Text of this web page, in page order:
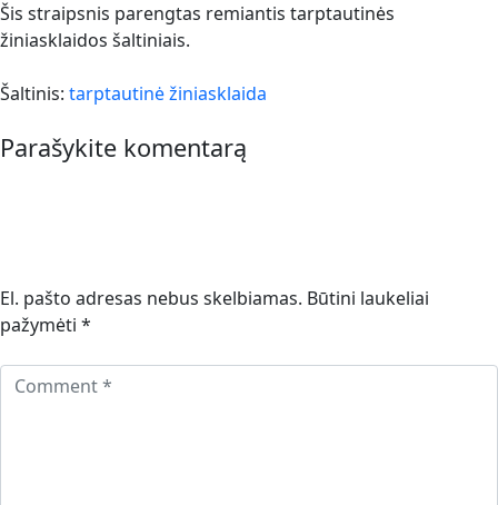
Šis straipsnis parengtas remiantis tarptautinės
žiniasklaidos šaltiniais.
Šaltinis: tarptautinė žiniasklaida
Parašykite komentarą
El. pašto adresas nebus skelbiamas. Būtini laukeliai
pažymėti *